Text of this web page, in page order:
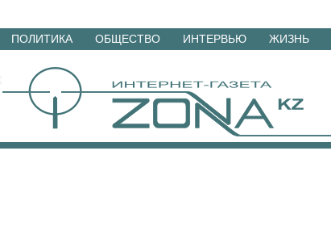
Перейти
материалам
ПОЛИТИКА ОБЩЕСТВО ИНТЕРВЬЮ ЖИЗНЬ